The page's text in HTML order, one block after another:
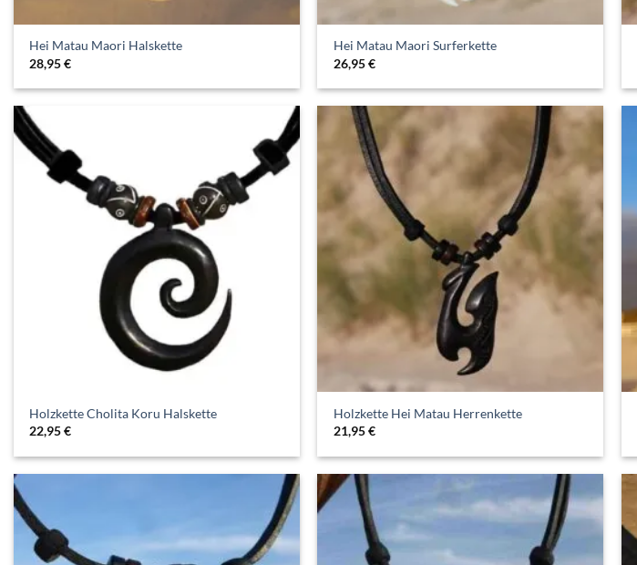
Hei Matau Maori Halskette
28,95€
Hei Matau Maori Surferkette
26,95€
Holzkette Cholita Koru Halskette
22,95€
Holzkette Hei Matau Herrenkette
21,95€